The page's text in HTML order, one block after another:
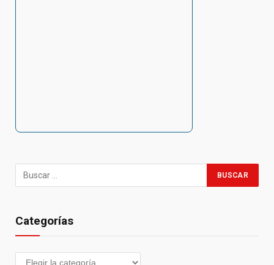
Categorías